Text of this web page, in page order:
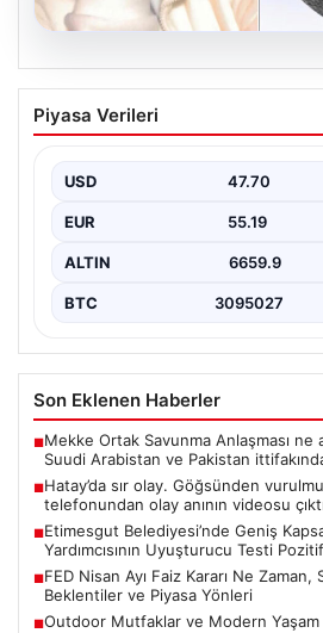
06.08.2026
Hatay’da sır olay.
halde bulundu,
{"title": "Hatay’da Gizemli Olay:
Piyasa Verileri
USD 47.70
EUR 55.19
ALTIN 6659.9
BTC 3095027
Son Eklenen Haberler
■Mekke Ortak Savunma Anlaşması ne
Suudi Arabistan ve Pakistan
■Hatay’da sır olay. Göğsünden
telefonundan olay anının videosu çıktı
■Etimesgut Belediyesi’nde Geniş
Yardımcısının Uyuşturucu Testi Pozitif
■FED Nisan Ayı Faiz Kararı Ne Zaman,
Beklentiler ve Piyasa Yönleri
■Outdoor Mutfaklar ve Modern Yaşam